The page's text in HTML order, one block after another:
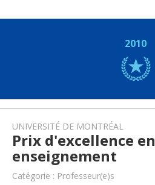
2010
UNIVERSITÉ DE MONTRÉAL
Prix d'excellence en
enseignement
Catégorie : Professeur(e)s